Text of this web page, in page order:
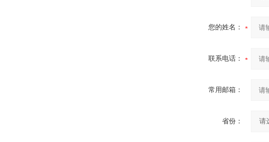
您的姓名：
联系电话：
常用邮箱：
省份：